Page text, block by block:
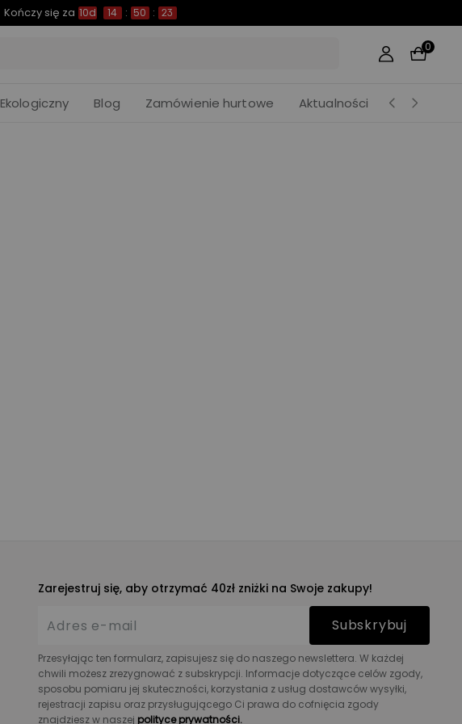
Kończy się za 10d 14 : 50 : 22
0
Ekologiczny Blog Zamówienie hurtowe Aktualności
Zarejestruj się, aby otrzymać 40zł zniżki na Swoje zakupy!
Subskrybuj
Przesyłając ten formularz, zapisujesz się do naszego newslettera. W każdej
chwili możesz zrezygnować z subskrypcji. Informacje dotyczące celów zgody,
sposobu pomiaru jej skuteczności, korzystania z usług dostawców wysyłki,
rejestracji zapisu oraz przysługującego Ci prawa do cofnięcia zgody
znajdziesz w naszej polityce prywatności.